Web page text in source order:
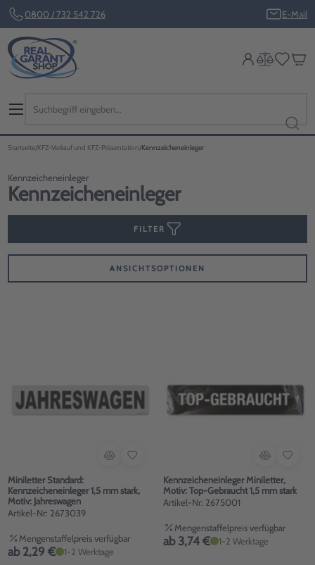
0800 / 732 542 726 E-Mail
Startseite KFZ-Verkauf und KFZ-Präsentation Kennzeicheneinleger
Kennzeicheneinleger
Kennzeicheneinleger
FILTER
ANSICHTSOPTIONEN
Miniletter Standard:
Kennzeicheneinleger 1,5 mm stark,
Motiv: Jahreswagen
Artikel-Nr: 2673039
Mengenstaffelpreis verfügbar
ab 2,29 € 1-2 Werktage
Kennzeicheneinleger Miniletter,
Motiv: Top-Gebraucht 1,5 mm stark
Artikel-Nr: 2675001
Mengenstaffelpreis verfügbar
ab 3,74 € 1-2 Werktage